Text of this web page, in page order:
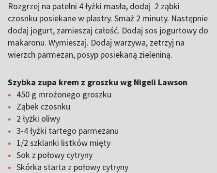
Rozgrzej na patelni 4 łyżki masła, dodaj 2 ząbki
czosnku posiekane w plastry. Smaż 2 minuty. Następnie
dodaj jogurt, zamieszaj całość. Dodaj sos jogurtowy do
makaronu. Wymieszaj. Dodaj warzywa, zetrzyj na
wierzch parmezan, posyp posiekaną zieleniną.
Szybka zupa krem z groszku wg Nigeli Lawson
450 g mrożonego groszku
Ząbek czosnku
2 łyżki oliwy
3-4 łyżki tartego parmezanu
1/2 szklanki listków mięty
Sok z połowy cytryny
Skórka starta z połowy cytryny